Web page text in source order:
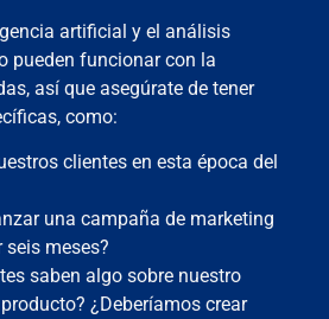
artificial y el análisis
pueden funcionar con la
así que asegúrate de tener
como:
clientes en esta época del
una campaña de marketing
seis meses?
saben algo sobre nuestro
¿Deberíamos crear